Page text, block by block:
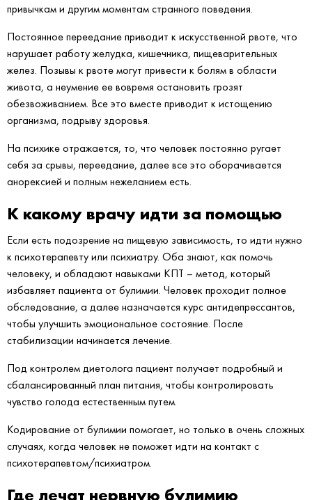
привычкам и другим моментам странного поведения.
Постоянное переедание приводит к искусственной рвоте, что
нарушает работу желудка, кишечника, пищеварительных
желез. Позывы к рвоте могут привести к болям в области
живота, а неумение ее вовремя остановить грозят
обезвоживанием. Все это вместе приводит к истощению
организма, подрыву здоровья.
На психике отражается, то, что человек постоянно ругает
себя за срывы, переедание, далее все это оборачивается
анорексией и полным нежеланием есть.
К какому врачу идти за помощью
Если есть подозрение на пищевую зависимость, то идти нужно
к психотерапевту или психиатру. Оба знают, как помочь
человеку, и обладают навыками КПТ – метод, который
избавляет пациента от булимии. Человек проходит полное
обследование, а далее назначается курс антидепрессантов,
чтобы улучшить эмоциональное состояние. После
стабилизации начинается лечение.
Под контролем диетолога пациент получает подробный и
сбалансированный план питания, чтобы контролировать
чувство голода естественным путем.
Кодирование от булимии помогает, но только в очень сложных
случаях, когда человек не поможет идти на контакт с
психотерапевтом/психиатром.
Где лечат нервную булимию